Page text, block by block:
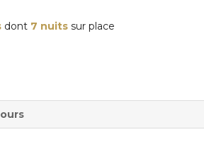
dont 7 nuits sur place